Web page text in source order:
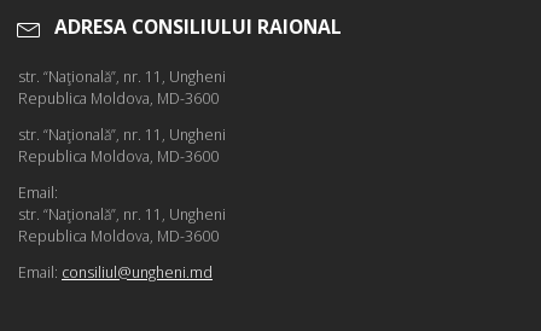
ADRESA CONSILIULUI RAIONAL
str. “Naţională”, nr. 11, Ungheni
Republica Moldova, MD-3600
str. “Naţională”, nr. 11, Ungheni
Republica Moldova, MD-3600
Email:
str. “Naţională”, nr. 11, Ungheni
Republica Moldova, MD-3600
Email: consiliul@ungheni.md